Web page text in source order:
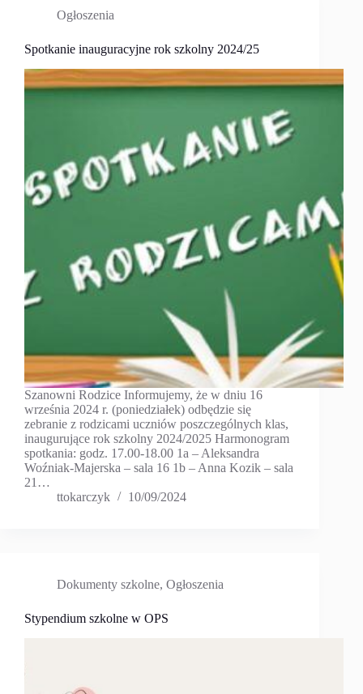
Ogłoszenia
Spotkanie inauguracyjne rok szkolny 2024/25
Szanowni Rodzice Informujemy, że w dniu 16
września 2024 r. (poniedziałek) odbędzie się
zebranie z rodzicami uczniów poszczególnych klas,
inaugurujące rok szkolny 2024/2025 Harmonogram
spotkania: godz. 17.00-18.00 1a – Aleksandra
Woźniak-Majerska – sala 16 1b – Anna Kozik – sala
21…
ttokarczyk
10/09/2024
Dokumenty szkolne, Ogłoszenia
Stypendium szkolne w OPS